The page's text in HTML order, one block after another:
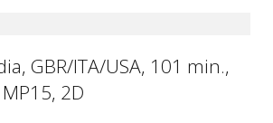
GBR/ITA/USA, 101 min.,
2D